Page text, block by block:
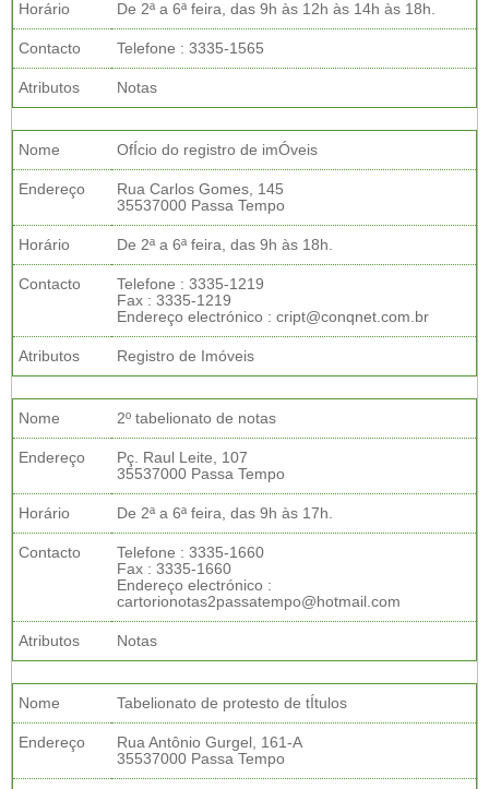
Horário De 2ª a 6ª feira, das 9h às 12h às 14h às 18h.
Contacto Telefone : 3335-1565
Atributos Notas
Nome OfÍcio do registro de imÓveis
Endereço
Rua Carlos Gomes, 145
35537000 Passa Tempo
Horário De 2ª a 6ª feira, das 9h às 18h.
Contacto
Telefone : 3335-1219
Fax : 3335-1219
Endereço electrónico : cript@conqnet.com.br
Atributos Registro de Imóveis
Nome 2º tabelionato de notas
Endereço
Pç. Raul Leite, 107
35537000 Passa Tempo
Horário De 2ª a 6ª feira, das 9h às 17h.
Contacto
Telefone : 3335-1660
Fax : 3335-1660
Endereço electrónico :
cartorionotas2passatempo@hotmail.com
Atributos Notas
Nome Tabelionato de protesto de tÍtulos
Endereço
Rua Antônio Gurgel, 161-A
35537000 Passa Tempo